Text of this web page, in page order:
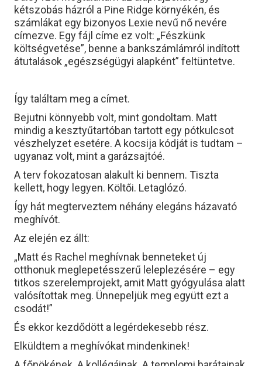
kétszobás házról a Pine Ridge környékén, és
számlákat egy bizonyos Lexie nevű nő nevére
címezve. Egy fájl címe ez volt: „Fészkünk
költségvetése”, benne a bankszámlámról indított
átutalások „egészségügyi alapként” feltüntetve.
Így találtam meg a címet.
Bejutni könnyebb volt, mint gondoltam. Matt
mindig a kesztyűtartóban tartott egy pótkulcsot
vészhelyzet esetére. A kocsija kódját is tudtam –
ugyanaz volt, mint a garázsajtóé.
A terv fokozatosan alakult ki bennem. Tiszta
kellett, hogy legyen. Költői. Letaglózó.
Így hát megterveztem néhány elegáns házavató
meghívót.
Az elején ez állt:
„Matt és Rachel meghívnak benneteket új
otthonuk meglepetésszerű leleplezésére – egy
titkos szerelemprojekt, amit Matt gyógyulása alatt
valósítottak meg. Ünnepeljük meg együtt ezt a
csodát!”
És ekkor kezdődött a legérdekesebb rész.
Elküldtem a meghívókat mindenkinek!